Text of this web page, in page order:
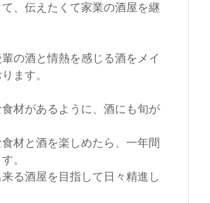
、伝えたくて家業の酒屋を継
の酒と情熱を感じる酒をメイ
ます。
材があるように、酒にも旬が
材と酒を楽しめたら、一年間
。
る酒屋を目指して日々精進し